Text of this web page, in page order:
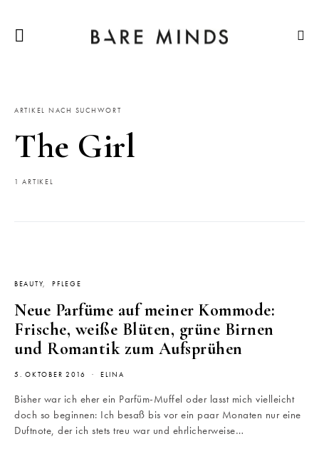
ARTIKEL NACH SUCHWORT
The Girl
1 ARTIKEL
BEAUTY PFLEGE
Neue Parfüme auf meiner Kommode:
Frische, weiße Blüten, grüne Birnen
und Romantik zum Aufsprühen
5. OKTOBER 2016 ELINA
Bisher war ich eher ein Parfüm-Muffel oder lasst mich vielleicht
doch so beginnen: Ich besaß bis vor ein paar Monaten nur eine
Duftnote, der ich stets treu war und ehrlicherweise…